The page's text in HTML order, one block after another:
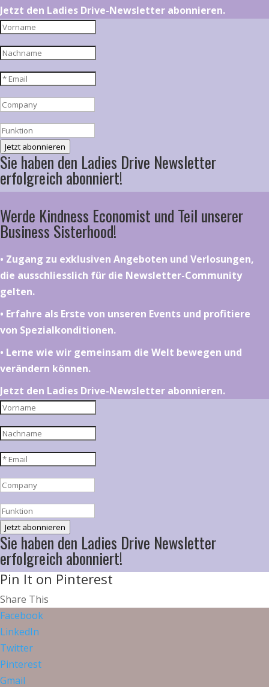
Jetzt den Ladies Drive-Newsletter abonnieren.
Jetzt abonnieren
Sie haben den Ladies Drive Newsletter
erfolgreich abonniert!
Werde Kindness Economist und Teil unserer
Business Sisterhood!
•⁠ ⁠⁠Zugang zu exklusiven Angeboten und Verlosungen,
die ausschliesslich für die Newsletter-Community
gelten.
•⁠ ⁠⁠Erfahre als Erste von unseren Events und profitiere
von Spezialkonditionen.
•⁠ ⁠⁠Lerne wie wir gemeinsam die Welt bewegen und
verändern können.
Jetzt den Ladies Drive-Newsletter abonnieren.
Jetzt abonnieren
Sie haben den Ladies Drive Newsletter
erfolgreich abonniert!
Pin It on Pinterest
Share This
Facebook
LinkedIn
Twitter
Pinterest
Gmail